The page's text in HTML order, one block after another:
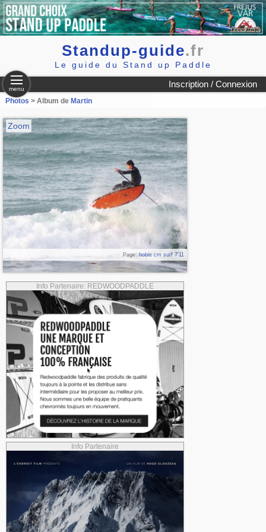
Standup-guide.fr
Le guide du Stand up Paddle
Inscription / Connexion
menu
Photos > Album de Martin
Zoom
Page: hobie cm surf 7'11
Info Partenaire: REDWOODPADDLE
Info Partenaire